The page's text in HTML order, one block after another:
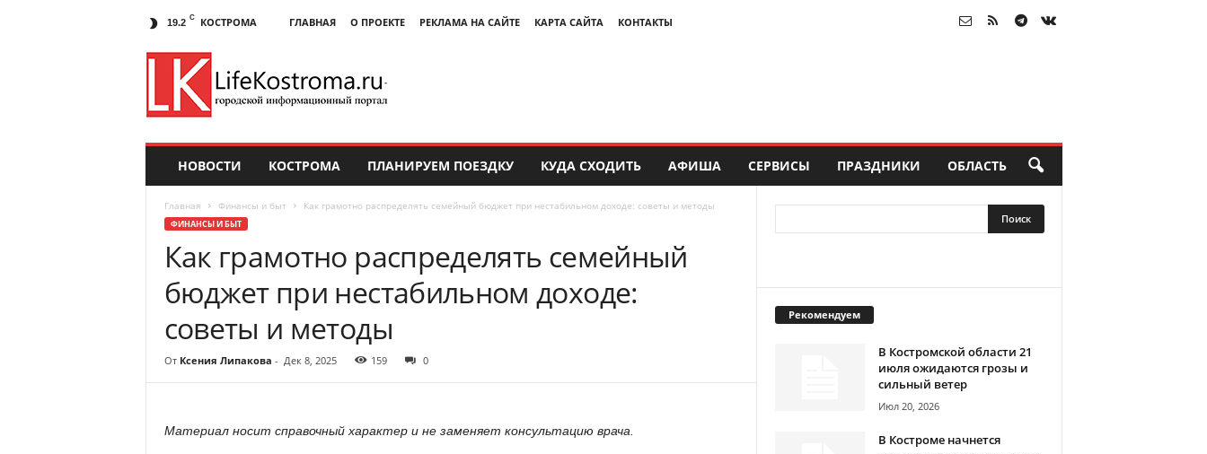
19.2 C КОСТРОМА ГЛАВНАЯ О ПРОЕКТЕ РЕКЛАМА НА САЙТЕ КАРТА САЙТА КОНТАКТЫ
НОВОСТИ КОСТРОМА ПЛАНИРУЕМ ПОЕЗДКУ КУДА СХОДИТЬ АФИША СЕРВИСЫ ПРАЗДНИКИ ОБЛАСТЬ
Главная Финансы и быт Как грамотно распределять семейный бюджет при нестабильном доходе: советы и методы
ФИНАНСЫ И БЫТ
Как грамотно распределять семейный
бюджет при нестабильном доходе:
советы и методы
От Ксения Липакова - Дек 8, 2025 159 0
Материал носит справочный характер и не заменяет консультацию врача.
Рекомендуем
В Костромской области 21
июля ожидаются грозы и
сильный ветер
Июл 20, 2026
В Костроме начнется